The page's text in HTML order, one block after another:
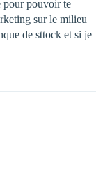
pour pouvoir te
sur le milieu
de sttock et si je